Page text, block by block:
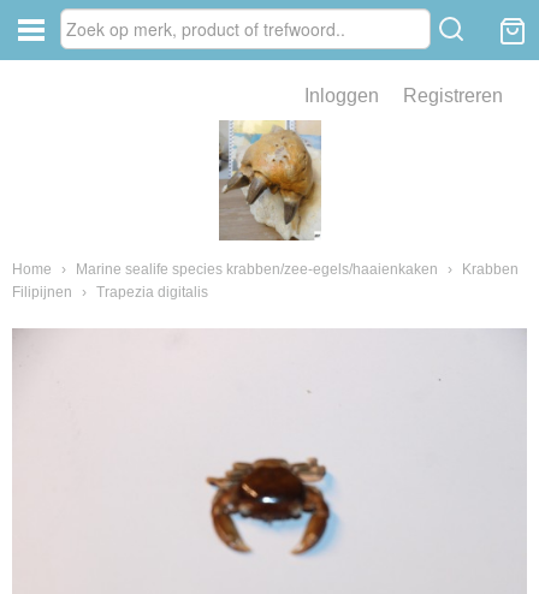
Inloggen Registreren
Home › Marine sealife species krabben/zee-egels/haaienkaken ›
Krabben
Filipijnen
› Trapezia digitalis
van fossielen en mineralen